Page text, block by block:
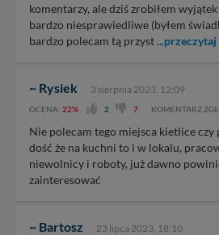
komentarzy, ale dziś zrobiłem
bardzo niesprawiedliwe (byłem
bardzo polecam tą przyst
~ Rysiek 3 sierpnia 2023, 12:09
OCENA: 22% 2 7 KOMENTARZ
Nie polecam tego miejsca kietlice
dość że na kuchni to i w lokalu,
niewolnicy i roboty, już dawno
zainteresować
~ Bartosz 23 lipca 2023, 18:10